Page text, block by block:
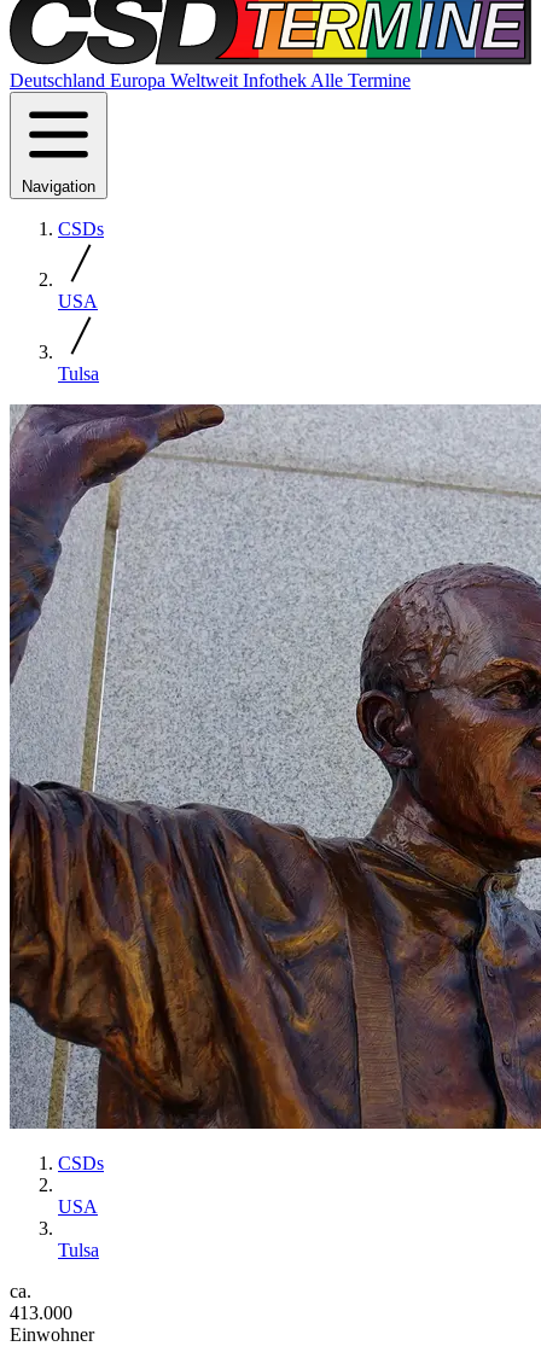
Deutschland Europa Weltweit Infothek Alle Termine
Navigation
CSDs
USA
Tulsa
CSDs
USA
Tulsa
ca.
413.000
Einwohner